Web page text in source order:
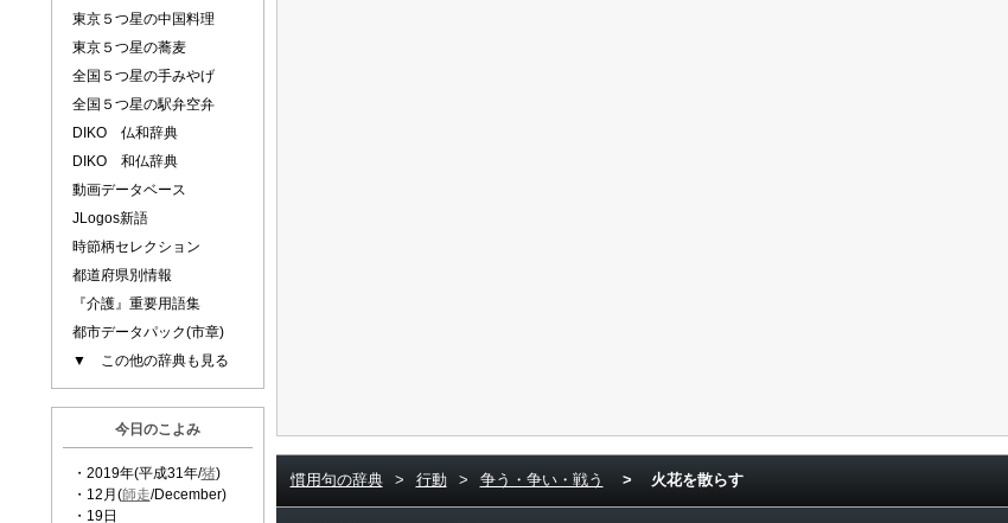
東京５つ星の中国料理
東京５つ星の蕎麦
全国５つ星の手みやげ
全国５つ星の駅弁空弁
DIKO 仏和辞典
DIKO 和仏辞典
動画データベース
JLogos新語
時節柄セレクション
都道府県別情報
『介護』重要用語集
都市データパック(市章)
▼ この他の辞典も見る
今日のこよみ
・2019年(平成31年/猪)
・12月(師走/December)
・19日
慣用句の辞典 > 行動 > 争う・争い・戦う > 火花を散らす